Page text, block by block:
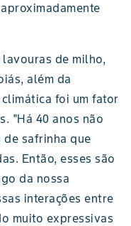
de milho,
além da
foi um fator
"Há 40 anos não
de safrinha que
Então, esses são
da nossa
interações entre
muito expressivas